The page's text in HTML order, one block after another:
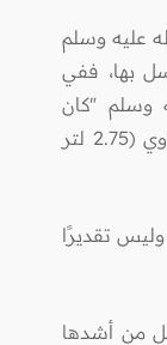
عليه وسلم
بها، ففي
وسلم "كان
يغتسل بالصاع، ويتوضأ بالمد"، والصاع يساوي (2.75 لتر
وليس تقديرًا
بل من أشدها